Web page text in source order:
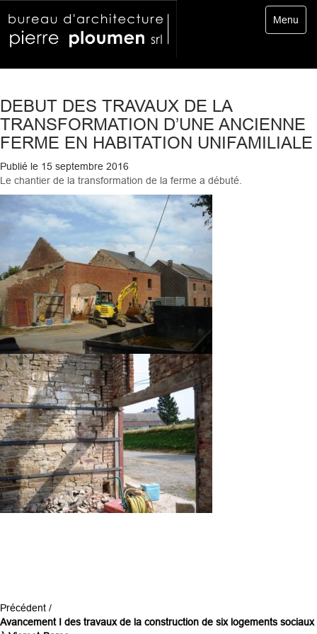
Toggle
Menu
DEBUT DES TRAVAUX DE LA
TRANSFORMATION D’UNE ANCIENNE
FERME EN HABITATION UNIFAMILIALE
Publié le 15 septembre 2016
Le chantier de la transformation de la ferme a débuté.
Précédent /
Avancement I des travaux de la construction de six logements sociaux